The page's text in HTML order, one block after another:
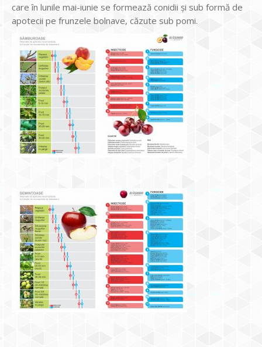
care în lunile mai-iunie se formează conidii și sub formă de
apotecii pe frunzele bolnave, căzute sub pomi.